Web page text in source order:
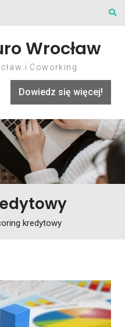
Wrocław
i Coworking
Dowiedz się więcej!
kredytowy